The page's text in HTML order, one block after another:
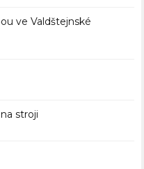
ve Valdštejnské
stroji